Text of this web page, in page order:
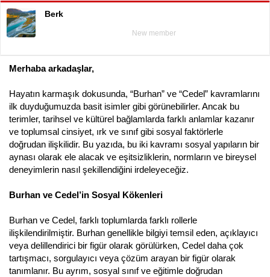
u
b
a
ş
t
n
n
g
r
h
i
Berk
New member
Merhaba arkadaşlar,
Hayatın karmaşık dokusunda, “Burhan” ve “Cedel” kavramlarını
ilk duyduğumuzda basit isimler gibi görünebilirler. Ancak bu
terimler, tarihsel ve kültürel bağlamlarda farklı anlamlar kazanır
ve toplumsal cinsiyet, ırk ve sınıf gibi sosyal faktörlerle
doğrudan ilişkilidir. Bu yazıda, bu iki kavramı sosyal yapıların bir
aynası olarak ele alacak ve eşitsizliklerin, normların ve bireysel
deneyimlerin nasıl şekillendiğini irdeleyeceğiz.
Burhan ve Cedel’in Sosyal Kökenleri
Burhan ve Cedel, farklı toplumlarda farklı rollerle
ilişkilendirilmiştir. Burhan genellikle bilgiyi temsil eden, açıklayıcı
veya delillendirici bir figür olarak görülürken, Cedel daha çok
tartışmacı, sorgulayıcı veya çözüm arayan bir figür olarak
tanımlanır. Bu ayrım, sosyal sınıf ve eğitimle doğrudan